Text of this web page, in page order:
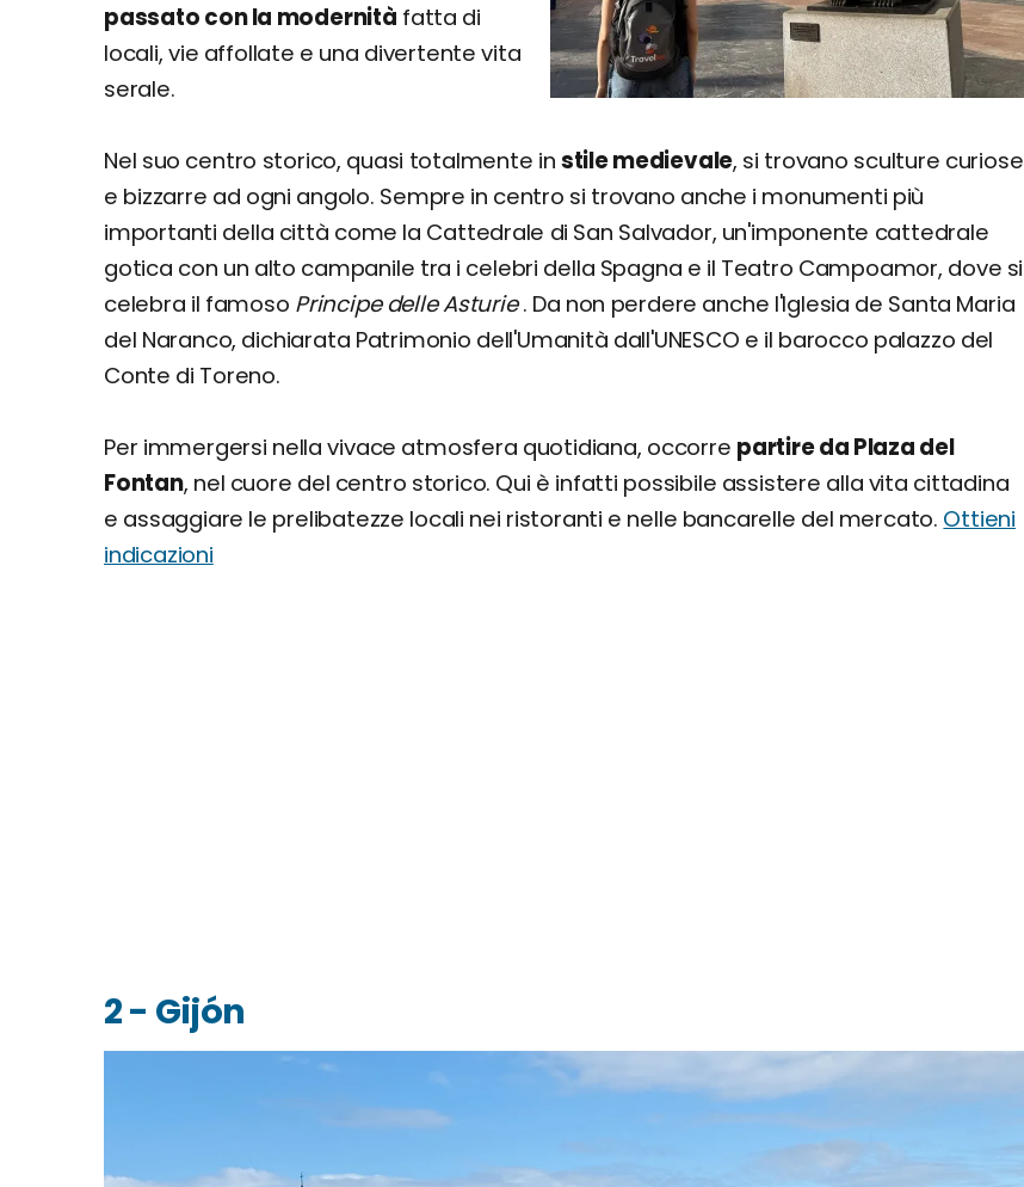
passato con la modernità fatta di
locali, vie affollate e una divertente vita
serale.
Nel suo centro storico, quasi totalmente in stile medievale, si trovano sculture curiose
e bizzarre ad ogni angolo. Sempre in centro si trovano anche i monumenti più
importanti della città come la Cattedrale di San Salvador, un'imponente cattedrale
gotica con un alto campanile tra i celebri della Spagna e il Teatro Campoamor, dove si
celebra il famoso Principe delle Asturie. Da non perdere anche l'Iglesia de Santa Maria
del Naranco, dichiarata Patrimonio dell'Umanità dall'UNESCO e il barocco palazzo del
Conte di Toreno.
Per immergersi nella vivace atmosfera quotidiana, occorre partire da Plaza del
Fontan, nel cuore del centro storico. Qui è infatti possibile assistere alla vita cittadina
e assaggiare le prelibatezze locali nei ristoranti e nelle bancarelle del mercato. Ottieni
indicazioni
2 - Gijón